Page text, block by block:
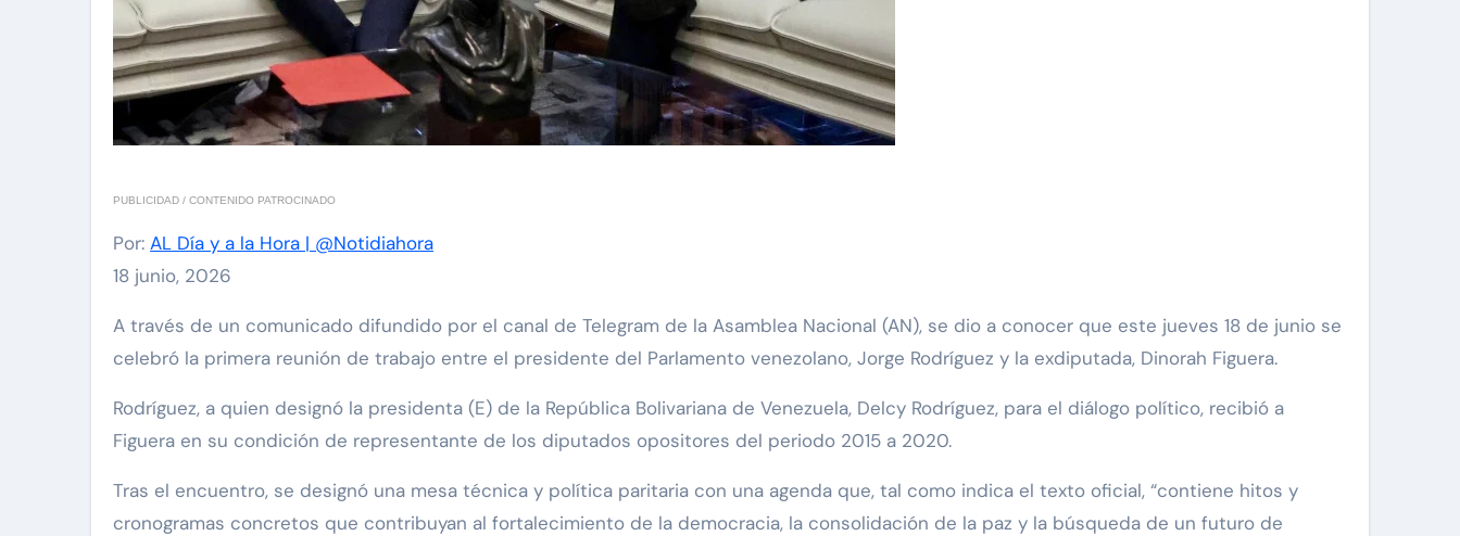
PUBLICIDAD / CONTENIDO PATROCINADO
Por: AL Día y a la Hora | @Notidiahora
18 junio, 2026
A través de un comunicado difundido por el canal de Telegram de la Asamblea Nacional (AN), se dio a conocer que este jueves 18 de junio se
celebró la primera reunión de trabajo entre el presidente del Parlamento venezolano, Jorge Rodríguez y la exdiputada, Dinorah Figuera.
Rodríguez, a quien designó la presidenta (E) de la República Bolivariana de Venezuela, Delcy Rodríguez, para el diálogo político, recibió a
Figuera en su condición de representante de los diputados opositores del periodo 2015 a 2020.
Tras el encuentro, se designó una mesa técnica y política paritaria con una agenda que, tal como indica el texto oficial, “contiene hitos y
cronogramas concretos que contribuyan al fortalecimiento de la democracia, la consolidación de la paz y la búsqueda de un futuro de